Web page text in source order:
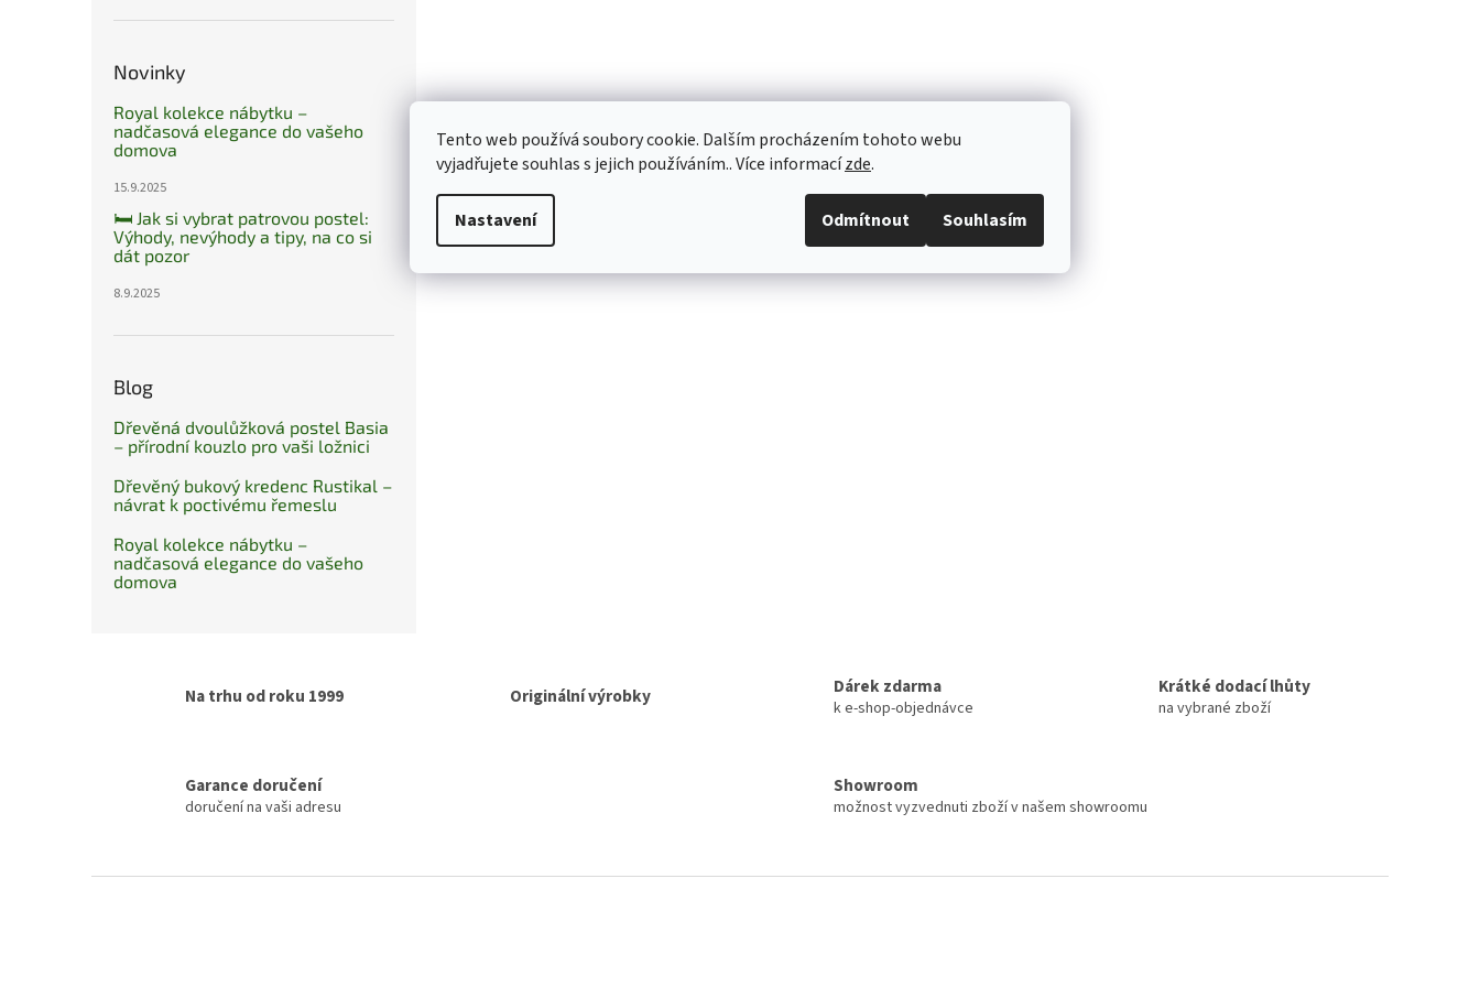
Tento web používá soubory cookie. Dalším procházením tohoto webu
vyjadřujete souhlas s jejich používáním.. Více informacízde.
Nastavení Odmítnout Souhlasím
Novinky
Royal kolekce nábytku –
nadčasová elegance do vašeho
domova
15.9.2025
🛏️ Jak si vybrat patrovou postel:
Výhody, nevýhody a tipy, na co si
dát pozor
8.9.2025
Blog
Dřevěná dvoulůžková postel Basia
– přírodní kouzlo pro vaši ložnici
Dřevěný bukový kredenc Rustikal –
návrat k poctivému řemeslu
Royal kolekce nábytku –
nadčasová elegance do vašeho
domova
Na trhu od roku 1999 Originální výrobky Dárek zdarma
k e-shop-objednávce
Krátké dodací lhůty
na vybrané zboží
Garance doručení
doručení na vaši adresu
Showroom
možnost vyzvednuti zboží v našem showroomu